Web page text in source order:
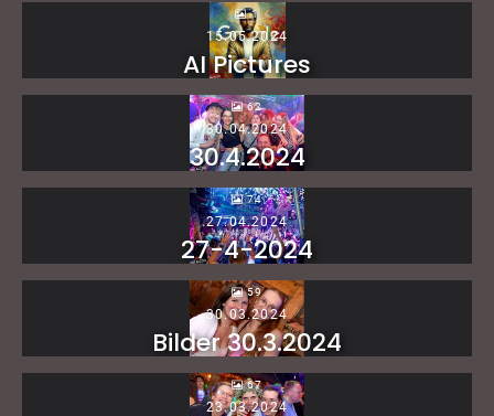
1
15.05.2024
AI Pictures
62
30.04.2024
30.4.2024
74
27.04.2024
27-4-2024
59
30.03.2024
Bilder 30.3.2024
67
23.03.2024